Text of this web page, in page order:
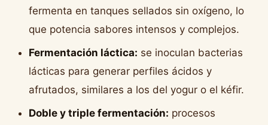
fermenta en tanques sellados sin oxígeno, lo
que potencia sabores intensos y complejos.
Fermentación láctica: se inoculan bacterias
lácticas para generar perfiles ácidos y
afrutados, similares a los del yogur o el kéfir.
Doble y triple fermentación: procesos